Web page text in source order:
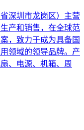
深圳市龙岗区）主营
产和销售，在全球范
，致力于成为具备国
领域的领导品牌。产
、电源、机箱、周